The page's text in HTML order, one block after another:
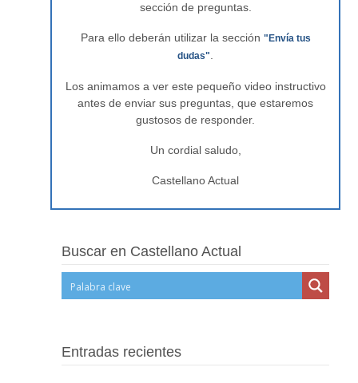
sección de preguntas.
Para ello deberán utilizar la sección "Envía tus
dudas"
Los animamos a ver este pequeño video instructivo
antes de enviar sus preguntas, que estaremos
gustosos de responder.
Un cordial saludo,
Castellano Actual
Buscar en Castellano Actual
Entradas recientes